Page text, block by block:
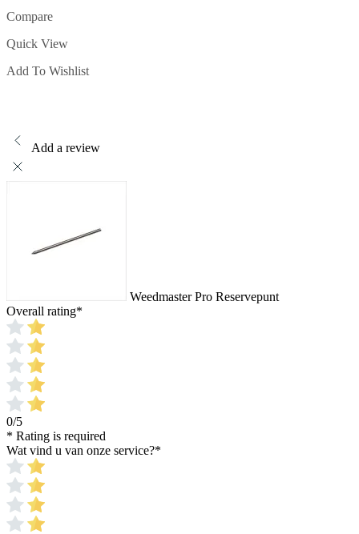
Compare
Quick View
Add To Wishlist
Add a review
Weedmaster Pro Reservepunt
Overall rating*
0/5
* Rating is required
Wat vind u van onze service?*